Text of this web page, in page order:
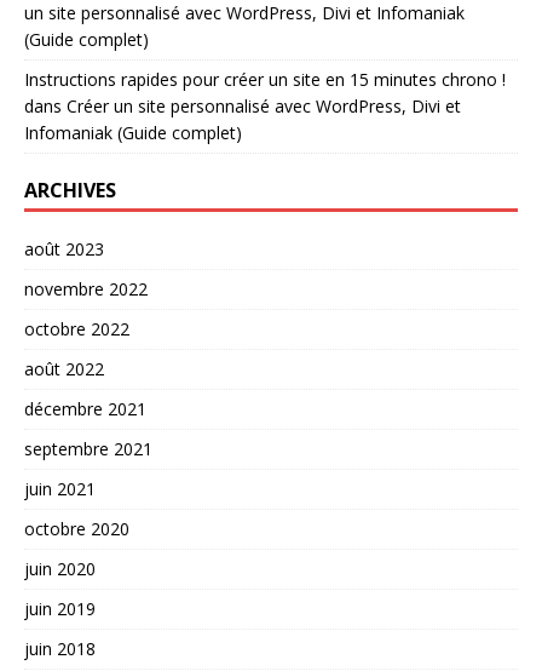
un site personnalisé avec WordPress, Divi et Infomaniak
(Guide complet)
Instructions rapides pour créer un site en 15 minutes chrono !
dans Créer un site personnalisé avec WordPress, Divi et
Infomaniak (Guide complet)
ARCHIVES
août 2023
novembre 2022
octobre 2022
août 2022
décembre 2021
septembre 2021
juin 2021
octobre 2020
juin 2020
juin 2019
juin 2018